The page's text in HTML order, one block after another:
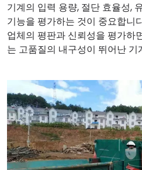
기계의 입력 용량, 절단 효율성,
기능을 평가하는 것이 중요합니
업체의 평판과 신뢰성을 평가하
는 고품질의 내구성이 뛰어난